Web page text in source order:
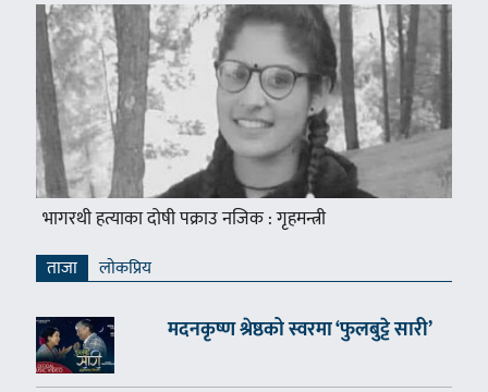
भागरथी हत्याका दोषी पक्राउ नजिक : गृहमन्त्री
ताजा लाेकप्रिय
मदनकृष्ण श्रेष्ठको स्वरमा ‘फुलबुट्टे सारी’